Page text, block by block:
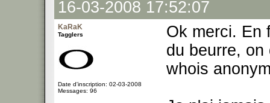
16-03-2008 17:52:07
KaRaK
Tagglers
Date d'inscription: 02-03-2008
Messages: 96
Ok merci. En
du beurre,
whois